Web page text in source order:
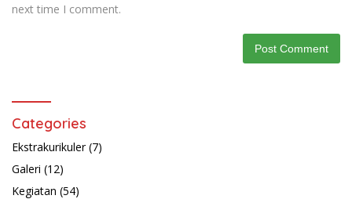
next time I comment.
Categories
Ekstrakurikuler(7)
Galeri (12)
Kegiatan (54)